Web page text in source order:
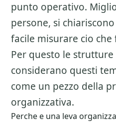
punto operativo.
persone, si
facile misurare cio
Per questo le
considerano questi
come un pezzo della
organizzativa.
Perche e una leva